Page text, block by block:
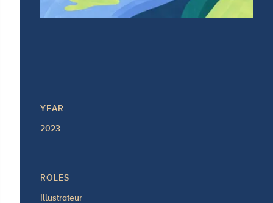
YEAR
2023
ROLES
Illustrateur